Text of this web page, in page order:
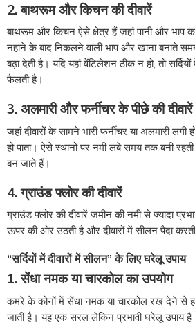
2. बाथरूम और किचन की दीवारें
बाथरूम और किचन ऐसे क्षेत्र हैं जहां पानी और भाप
नहाने के बाद निकलने वाली भाप और खाना बनाते
बढ़ा देती है। यदि यहां वेंटिलेशन ठीक न हो, तो
फैलती है।
3. अलमारी और फर्नीचर के पीछे की दीवारें
जहां दीवारों के सामने भारी फर्नीचर या अलमारी लगी
हो पाता। ऐसे स्थानों पर नमी लंबे समय तक बनी
बन जाते हैं।
4. ग्राउंड फ्लोर की दीवारें
ग्राउंड फ्लोर की दीवारें जमीन की नमी से ज्यादा
ऊपर की ओर उठती है और दीवारों में सीलन पैदा
“सर्दियों में दीवारों में सीलन” के लिए घरेलू उपाय
1. सेंधा नमक या चारकोल का उपयोग
कमरे के कोनों में सेंधा नमक या चारकोल रख देने से
जाती है। यह एक सरल लेकिन प्रभावी घरेलू उपाय